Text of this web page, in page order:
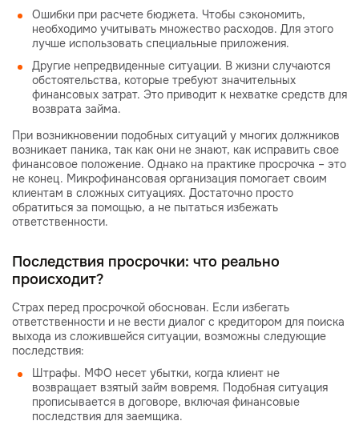
Ошибки при расчете бюджета. Чтобы сэкономить,
необходимо учитывать множество расходов. Для этого
лучше использовать специальные приложения.
Другие непредвиденные ситуации. В жизни случаются
обстоятельства, которые требуют значительных
финансовых затрат. Это приводит к нехватке средств для
возврата займа.
При возникновении подобных ситуаций у многих должников
возникает паника, так как они не знают, как исправить свое
финансовое положение. Однако на практике просрочка – это
не конец. Микрофинансовая организация помогает своим
клиентам в сложных ситуациях. Достаточно просто
обратиться за помощью, а не пытаться избежать
ответственности.
Последствия просрочки: что реально
происходит?
Страх перед просрочкой обоснован. Если избегать
ответственности и не вести диалог с кредитором для поиска
выхода из сложившейся ситуации, возможны следующие
последствия:
Штрафы. МФО несет убытки, когда клиент не
возвращает взятый займ вовремя. Подобная ситуация
прописывается в договоре, включая финансовые
последствия для заемщика.